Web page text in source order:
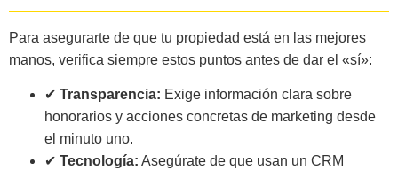
Para asegurarte de que tu propiedad está en las mejores
manos, verifica siempre estos puntos antes de dar el «sí»:
✔ Transparencia: Exige información clara sobre
honorarios y acciones concretas de marketing desde
el minuto uno.
✔ Tecnología: Asegúrate de que usan un CRM